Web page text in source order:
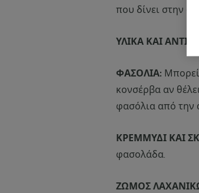
που δίνει στην
ΥΛΙΚΑ ΚΑΙ
ΦΑΣΟΛΙΑ:
κονσέρβα αν
φασόλια από την
ΚΡΕΜΜΥΔΙ ΚΑΙ
φασολάδα.
ΖΩΜΟΣ